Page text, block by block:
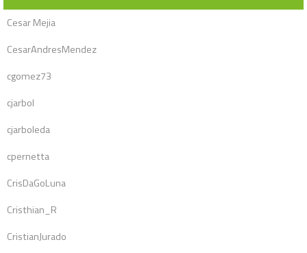
Cesar Mejia
CesarAndresMendez
cgomez73
cjarbol
cjarboleda
cpernetta
CrisDaGoLuna
Cristhian_R
CristianJurado